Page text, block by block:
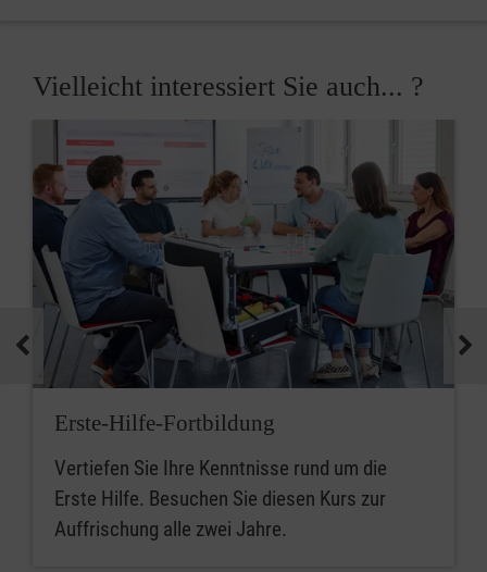
Vielleicht interessiert Sie auch... ?
Erste-Hilfe-Fortbildung
Vertiefen Sie Ihre Kenntnisse rund um die
Erste Hilfe. Besuchen Sie diesen Kurs zur
Auffrischung alle zwei Jahre.